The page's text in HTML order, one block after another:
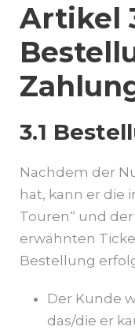
Artikel
3.1
Nachdem der
hat, kann er die
Touren“ und
erwähnten
Bestellung
Der Kunde
das/die er